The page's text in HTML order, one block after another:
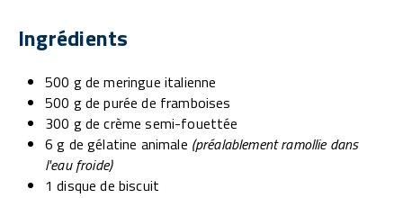
Ingrédients
500 g de meringue italienne
500 g de purée de framboises
300 g de crème semi-fouettée
6 g de gélatine animale (préalablement ramollie dans
l'eau froide)
1 disque de biscuit